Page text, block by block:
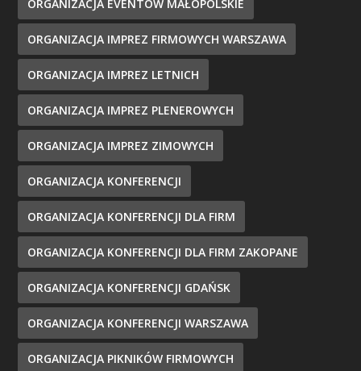
ORGANIZACJA EVENTÓW MAŁOPOLSKIE
ORGANIZACJA IMPREZ FIRMOWYCH WARSZAWA
ORGANIZACJA IMPREZ LETNICH
ORGANIZACJA IMPREZ PLENEROWYCH
ORGANIZACJA IMPREZ ZIMOWYCH
ORGANIZACJA KONFERENCJI
ORGANIZACJA KONFERENCJI DLA FIRM
ORGANIZACJA KONFERENCJI DLA FIRM ZAKOPANE
ORGANIZACJA KONFERENCJI GDAŃSK
ORGANIZACJA KONFERENCJI WARSZAWA
ORGANIZACJA PIKNIKÓW FIRMOWYCH